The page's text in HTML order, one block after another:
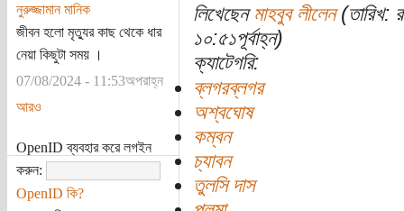
নুরুজ্জামান মানিক
জীবন হলো মৃত্যুর কাছ থেকে ধার
নেয়া কিছুটা সময় ।
07/08/2024 - 11:53অপরাহ্ন
আরও
OpenID ব্যবহার করে লগইন
করুন:
OpenID কি?
লিখেছেন মাহবুব লীলেন(তারিখ:
১০:৫১পূর্বাহ্ন)
ক্যাটেগরি:
ব্লগরব্লগর
অশ্বঘোষ
কম্বন
চ্যাবন
তুলসি দাস